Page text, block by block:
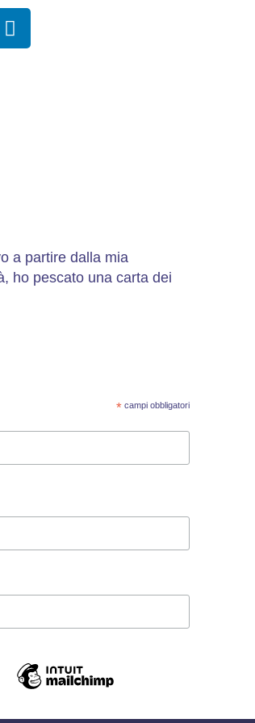
a partire dalla mia
ho pescato una carta dei
*campi obbligatori